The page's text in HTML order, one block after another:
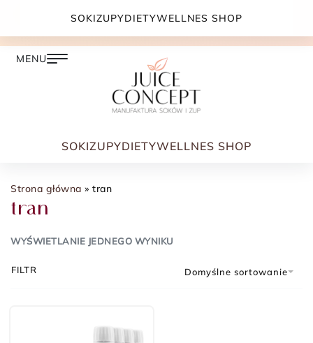
DARMOWA DOSTAWA PRZY ZAMÓWIENIU JUŻ OD
SOKIZUPYDIETYWELLNES SHOP
Strona główna » tran
tran
WYŚWIETLANIE JEDNEGO WYNIKU
Domyślne sortowanie
FILTR
SOKIZUPYDIETYWELLNES SHOP